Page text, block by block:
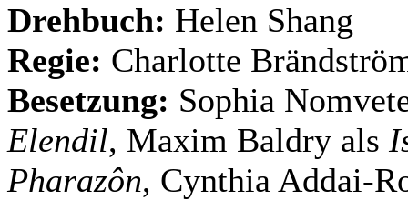
Drehbuch: Helen Shang
Regie: Charlotte
Besetzung: Sophia
Elendil, Maxim Baldry als
Pharazôn, Cynthia Addai-